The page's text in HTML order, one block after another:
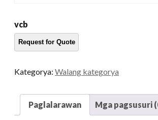
vcb
Kategorya: Walang kategorya
Paglalarawan Mga pagsusuri